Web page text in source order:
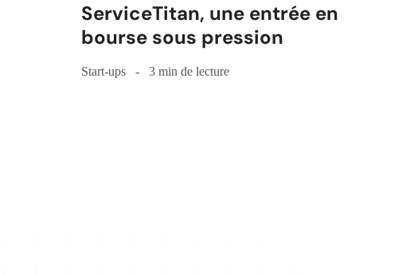
ServiceTitan, une entrée en
bourse sous pression
Start-ups 3 min de lecture